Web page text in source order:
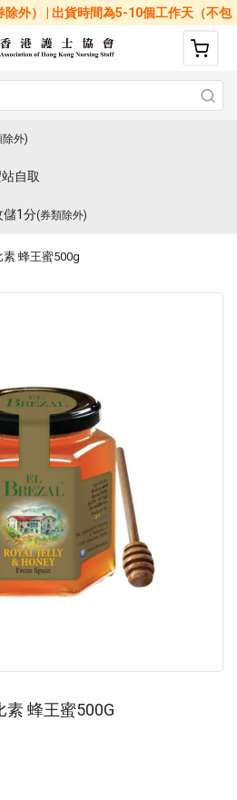
外） | 出貨時間為5-10個工作天（不包
、日及公眾假期）
除外)
自取
儲1分(券類除外)
素 蜂王蜜500g
素 蜂王蜜500G